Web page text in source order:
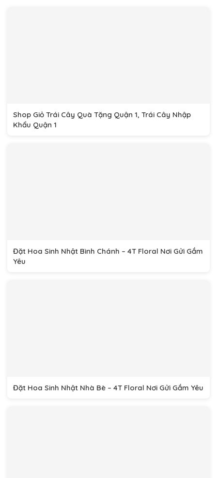
Shop Giỏ Trái Cây Quà Tặng Quận 1, Trái Cây Nhập
Khẩu Quận 1
Đặt Hoa Sinh Nhật Bình Chánh – 4T Floral Nơi Gửi Gắm
Yêu
Đặt Hoa Sinh Nhật Nhà Bè – 4T Floral Nơi Gửi Gắm Yêu